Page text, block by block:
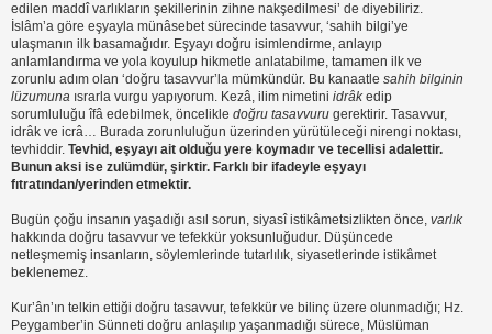
edilen maddî varlıkların şekillerinin zihne nakşedilmesi’ de diyebiliriz.
İslâm’a göre eşyayla münâsebet sürecinde tasavvur, ‘sahih bilgi’ye
ulaşmanın ilk basamağıdır. Eşyayı doğru isimlendirme, anlayıp
anlamlandırma ve yola koyulup hikmetle anlatabilme, tamamen ilk ve
zorunlu adım olan ‘doğru tasavvur’la mümkündür. Bu kanaatle sahih bilginin
lüzumuna ısrarla vurgu yapıyorum. Kezâ, ilim nimetini idrâkedip
sorumluluğu îfâ edebilmek, öncelikle doğru tasavvuru gerektirir. Tasavvur,
idrâk ve icrâ… Burada zorunluluğun üzerinden yürütüleceği nirengi noktası,
tevhiddir. Tevhid, eşyayı ait olduğu yere koymadır ve tecellisi adalettir.
Bunun aksi ise zulümdür, şirktir. Farklı bir ifadeyle eşyayı
fıtratından/yerinden etmektir.
Bugün çoğu insanın yaşadığı asıl sorun, siyasî istikâmetsizlikten önce, varlık
hakkında doğru tasavvur ve tefekkür yoksunluğudur. Düşüncede
netleşmemiş insanların, söylemlerinde tutarlılık, siyasetlerinde istikâmet
beklenemez.
Kur’ân’ın telkin ettiği doğru tasavvur, tefekkür ve bilinç üzere olunmadığı; Hz.
Peygamber’in Sünneti doğru anlaşılıp yaşanmadığı sürece, Müslüman